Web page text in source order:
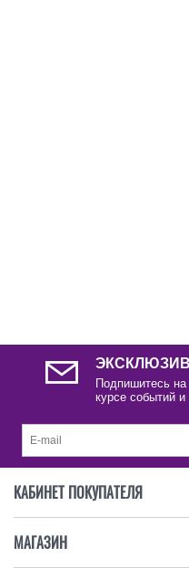
Подпишитесь
курсе событий и
КАБИНЕТ ПОКУПАТЕЛЯ
МАГАЗИН